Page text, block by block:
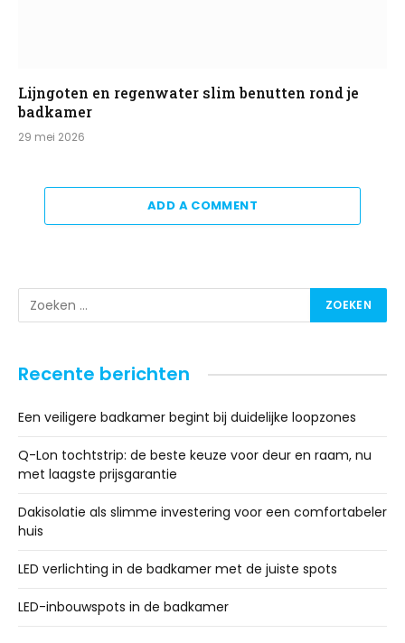
Lijngoten en regenwater slim benutten rond je
badkamer
29 mei 2026
ADD A COMMENT
Recente berichten
Een veiligere badkamer begint bij duidelijke loopzones
Q-Lon tochtstrip: de beste keuze voor deur en raam, nu
met laagste prijsgarantie
Dakisolatie als slimme investering voor een comfortabeler
huis
LED verlichting in de badkamer met de juiste spots
LED-inbouwspots in de badkamer